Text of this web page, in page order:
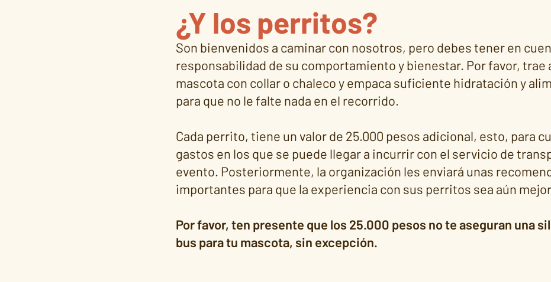
¿Y los perritos?
Son bienvenidos a caminar con nosotros, pero debes tener en
responsabilidad de su comportamiento y bienestar. Por favor, trae
mascota con collar o chaleco y empaca suficiente hidratación y
para que no le falte nada en el recorrido.
Cada perrito, tiene un valor de 25.000 pesos adicional, esto, para
gastos en los que se puede llegar a incurrir con el servicio de
evento. Posteriormente, la organización les enviará unas
importantes para que la experiencia con sus perritos sea aún
Por favor, ten presente que los 25.000 pesos no te aseguran una
bus para tu mascota, sin excepción.